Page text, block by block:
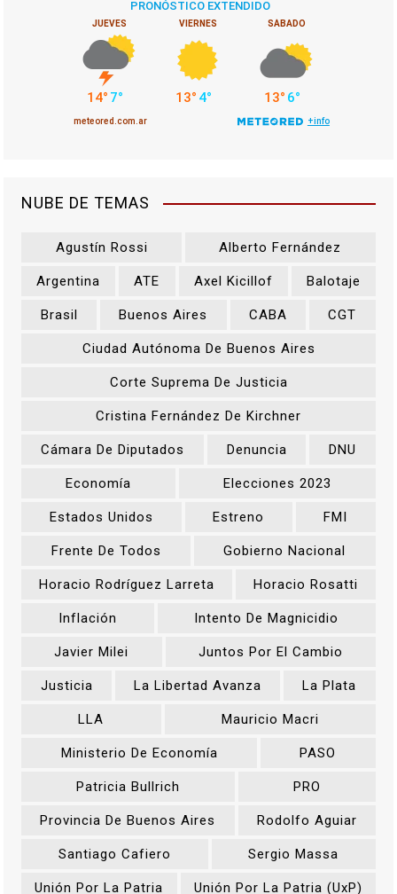
NUBE DE TEMAS
Agustín Rossi Alberto Fernández
Argentina ATE Axel Kicillof Balotaje
Brasil Buenos Aires CABA CGT
Ciudad Autónoma De Buenos Aires
Corte Suprema De Justicia
Cristina Fernández De Kirchner
Cámara De Diputados Denuncia DNU
Economía Elecciones 2023
Estados Unidos Estreno FMI
Frente De Todos Gobierno Nacional
Horacio Rodríguez Larreta Horacio Rosatti
Inflación Intento De Magnicidio
Javier Milei Juntos Por El Cambio
Justicia La Libertad Avanza La Plata
LLA Mauricio Macri
Ministerio De Economía PASO
Patricia Bullrich PRO
Provincia De Buenos Aires Rodolfo Aguiar
Santiago Cafiero Sergio Massa
Unión Por La Patria Unión Por La Patria (UxP)